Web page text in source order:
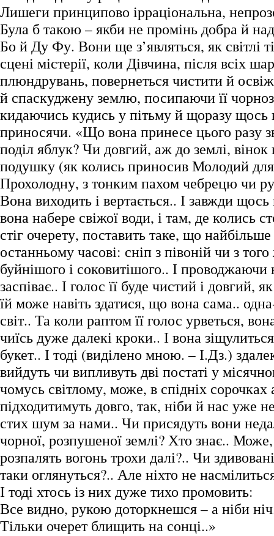
Лишеги принципово ірраціональна,
Була б такою – якби не промінь добра й
Бо й Ду Фу. Вони ще з’являться, як світлі
сцені містерії, коли Дівчина, після всіх
плюндрувань, повернеться чистити й
й спаскуджену землю, посипаючи її
кидаючись кудись у пітьму й щоразу щось
приносячи. «Що вона принесе цього разу
поділ яблук? Чи довгий, аж до землі,
подушку (як колись приносив Молодий
Прохолодну, з тонким пахом чебрецю чи
Вона виходить і вертається.. І завжди
вона набере свіжої води, і там, де колись
стіг очерету, поставить таке, що
останньому часові: сніп з півоній чи з
буйнішого і соковитішого.. І проводжаючи
заспіває.. І голос її буде чистий і довгий,
їй може навіть здатися, що вона сама..
світ.. Та коли раптом її голос урветься,
чиїсь дуже далекі кроки.. І вона
букет.. І тоді (виділено мною. – І.Дз.)
вийдуть чи випливуть дві постаті у
чомусь світлому, може, в спідніх
підходитимуть довго, так, ніби й нас уже
стих шум за нами.. Чи присядуть вони
чорної, розпушеної землі? Хто знає..
розпалять вогонь трохи далі?.. Чи
таки оглянуться?.. Але ніхто не
І тоді хтось із них дуже тихо промовить:
Все видно, рукою доторкнешся – а ніби
Тільки очерет блищить на сонці..»